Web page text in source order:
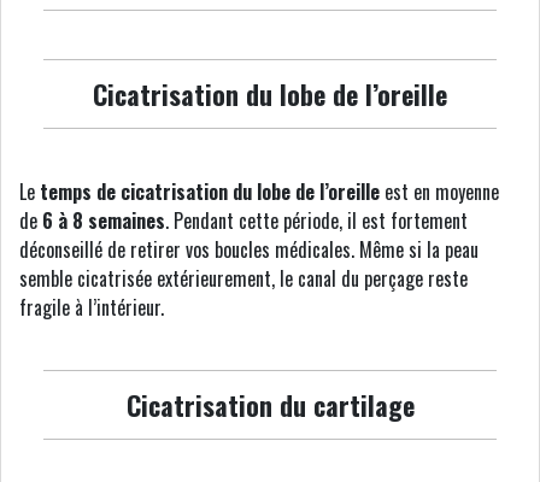
Cicatrisation du lobe de l’oreille
Le temps de cicatrisation du lobe de l’oreille est en moyenne
de 6 à 8 semaines. Pendant cette période, il est fortement
déconseillé de retirer vos boucles médicales. Même si la peau
semble cicatrisée extérieurement, le canal du perçage reste
fragile à l’intérieur.
Cicatrisation du cartilage